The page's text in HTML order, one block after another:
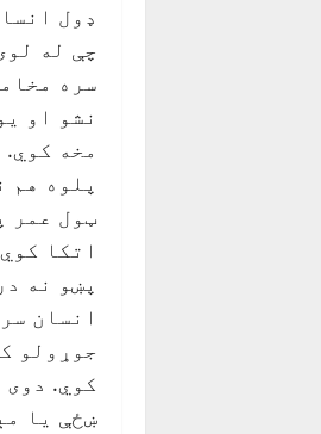
ډول
چې له
سره
نشو او
مخه
پلوه هم
ټول عمر
اتکا
پښو نه
انسان
جوړولو
کوي. دوی
ښځې یا